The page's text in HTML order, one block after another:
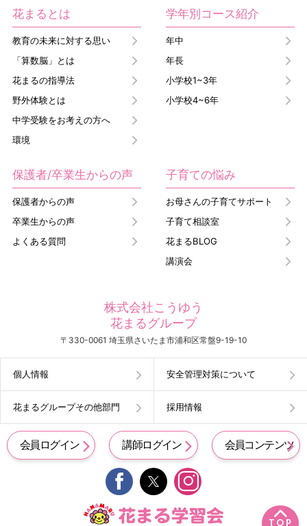
TOP
花まるとは
教育の未来に対する思い
「算数脳」とは
花まるの指導法
野外体験とは
中学受験をお考えの方へ
環境
学年別コース紹介
年中
年長
小学校1~3年
小学校4~6年
保護者/卒業生からの声
保護者からの声
卒業生からの声
よくある質問
子育ての悩み
お母さんの子育てサポート
子育て相談室
花まるBLOG
講演会
株式会社こうゆう
花まるグループ
〒330-0061 埼玉県さいたま市浦和区常盤9-19-10
個人情報 安全管理対策について
花まるグループその他部門 採用情報
会員ログイン 講師ログイン 会員コンテンツ
 